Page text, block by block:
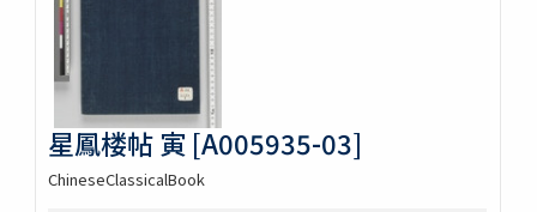
星鳳楼帖 寅 [A005935-03]
ChineseClassicalBook